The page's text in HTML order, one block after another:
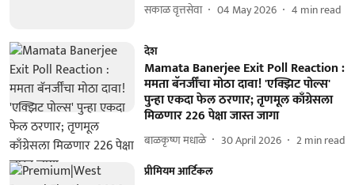
सकाळ वृत्तसेवा 04 May 2026 4 min read
देश
Mamata Banerjee Exit Poll Reaction :
ममता बॅनर्जींचा मोठा दावा! 'एक्झिट पोल्स'
पुन्हा एकदा फेल ठरणार; तृणमूल काँग्रेसला
मिळणार 226 पेक्षा जास्त जागा
बाळकृष्ण मधाळे 30 April 2026 2min read
प्रीमियम आर्टिकल